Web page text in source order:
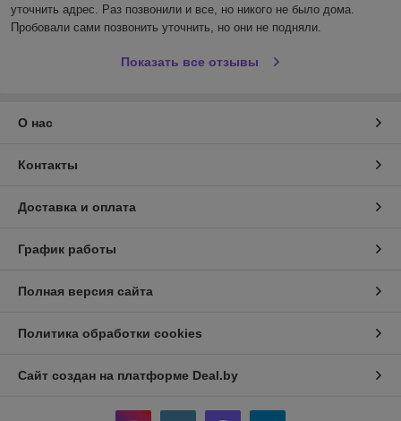
уточнить адрес. Раз позвонили и все, но никого не было дома.
Пробовали сами позвонить уточнить, но они не подняли.
Показать все отзывы
О нас
Контакты
Доставка и оплата
График работы
Полная версия сайта
Политика обработки cookies
Сайт создан на платформе Deal.by